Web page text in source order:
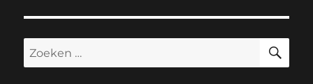
Zoeken
naar: